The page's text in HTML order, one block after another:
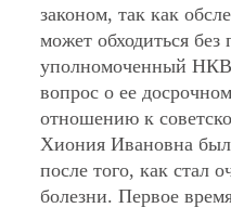
законом, так как
может обходиться
уполномоченный
вопрос о ее
отношению к
Хиония Ивановна
после того, как стал
болезни. Первое